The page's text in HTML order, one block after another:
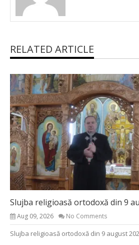
RELATED ARTICLE
Slujba religioasă ortodoxă din 9
Aug 09, 2026 No Comments
Slujba religioasă ortodoxă din 9 august